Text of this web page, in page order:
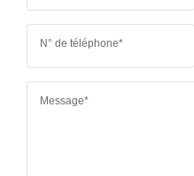
N° de téléphone*
Message*